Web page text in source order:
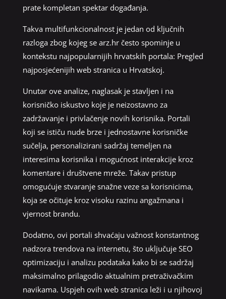
prate kompletan spektar događanja.
Takva multifunkcionalnost je jedan od ključnih
razloga zbog kojeg se arz.hr često spominje u
kontekstu najpopularnijih hrvatskih portala: Pregled
najposjećenijih web stranica u Hrvatskoj.
Unutar ove analize, naglasak je stavljen i na
korisničko iskustvo koje je neizostavno za
zadržavanje i privlačenje novih korisnika. Portali
koji se ističu nude brze i jednostavne korisničke
sučelja, personalizirani sadržaj temeljen na
interesima korisnika i mogućnost interakcije kroz
komentare i društvene mreže. Takav pristup
omogućuje stvaranje snažne veze sa korisnicima,
koja se očituje kroz visoku razinu angažmana i
vjernost brandu.
Dodatno, ovi portali shvaćaju važnost konstantnog
nadzora trendova na internetu, što uključuje SEO
optimizaciju i analizu podataka kako bi se sadržaj
maksimalno prilagodio aktualnim pretraživačkim
navikama. Uspjeh ovih web stranica leži i u njihovoj